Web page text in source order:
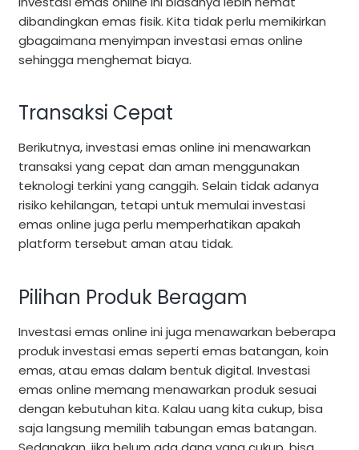
dibandingkan emas fisik. Kita tidak perlu memikirkan
gbagaimana menyimpan investasi emas online
sehingga menghemat biaya.
Transaksi Cepat
Berikutnya, investasi emas online ini menawarkan
transaksi yang cepat dan aman menggunakan
teknologi terkini yang canggih. Selain tidak adanya
risiko kehilangan, tetapi untuk memulai investasi
emas online juga perlu memperhatikan apakah
platform tersebut aman atau tidak.
Pilihan Produk Beragam
Investasi emas online ini juga menawarkan beberapa
produk investasi emas seperti emas batangan, koin
emas, atau emas dalam bentuk digital. Investasi
emas online memang menawarkan produk sesuai
dengan kebutuhan kita. Kalau uang kita cukup, bisa
saja langsung memilih tabungan emas batangan.